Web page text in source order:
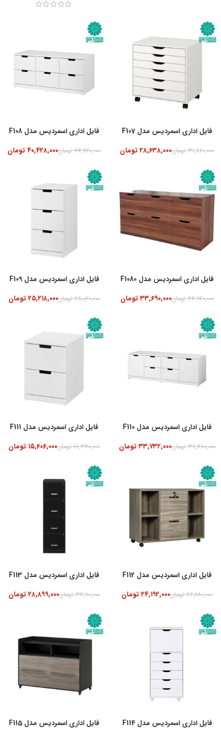
-10%
فایل اداری اسمردیس مدل F107
۳۱,۸۲۰,۰۰۰ تومان۲۸,۶۳۸,۰۰۰ تومان
فایل اداری اسمردیس مدل F108
۴۴,۹۲۰,۰۰۰ تومان۴۰,۴۲۸,۰۰۰ تومان
-25%
فایل اداری اسمردیس مدل F1080
۴۴,۹۲۰,۰۰۰ تومان۳۳,۶۹۰,۰۰۰ تومان
فایل اداری اسمردیس مدل F109
۲۸,۰۲۰,۰۰۰ تومان۲۵,۲۱۸,۰۰۰ تومان
-10%
فایل اداری اسمردیس مدل F110
۳۷,۴۸۰,۰۰۰ تومان۳۳,۷۳۲,۰۰۰ تومان
فایل اداری اسمردیس مدل F111
۱۷,۳۴۰,۰۰۰ تومان۱۵,۶۰۶,۰۰۰ تومان
-10%
فایل اداری اسمردیس مدل F112
۲۶,۸۸۰,۰۰۰ تومان۲۴,۱۹۲,۰۰۰ تومان
فایل اداری اسمردیس مدل F113
۳۲,۱۱۰,۰۰۰ تومان۲۸,۸۹۹,۰۰۰ تومان
-10%
فایل اداری اسمردیس مدل F114 فایل اداری اسمردیس مدل F115